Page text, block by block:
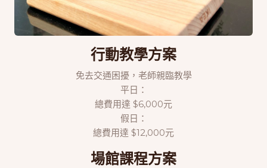
行動教學方案
免去交通困擾，老師親臨教學
平日：
總費用達 $6,000元
假日：
總費用達 $12,000元
場館課程方案